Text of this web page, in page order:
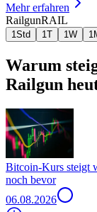
Mehr erfahren
RailgunRAIL
1Std 1T 1W
Warum
Railgun
Bitcoin-Kurs steigt
noch bevor
06.08.2026